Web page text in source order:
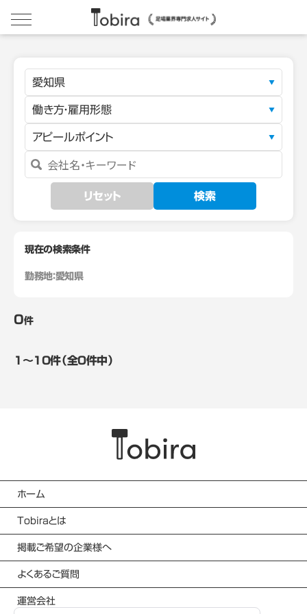
愛知県
働き方・雇用形態
アピールポイント
検索
リセット
現在の検索条件
勤務地：愛知県
0件
1〜10件（全0件中）
ホーム
Tobiraとは
掲載ご希望の企業様へ
よくあるご質問
運営会社